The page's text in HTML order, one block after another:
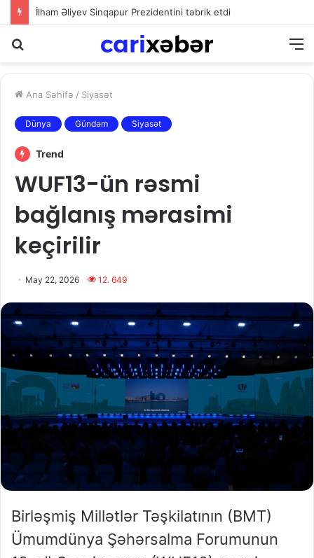
İlham Əliyev Sinqapur Prezidentini təbrik etdi
Ana Səhifə / Siyasət
Dünya Gündəm Siyasət
Trend
WUF13-ün rəsmi
bağlanış mərasimi
keçirilir
May 22, 2026 12. 649
Birləşmiş Millətlər Təşkilatının (BMT)
Ümumdünya Şəhərsalma Forumunun